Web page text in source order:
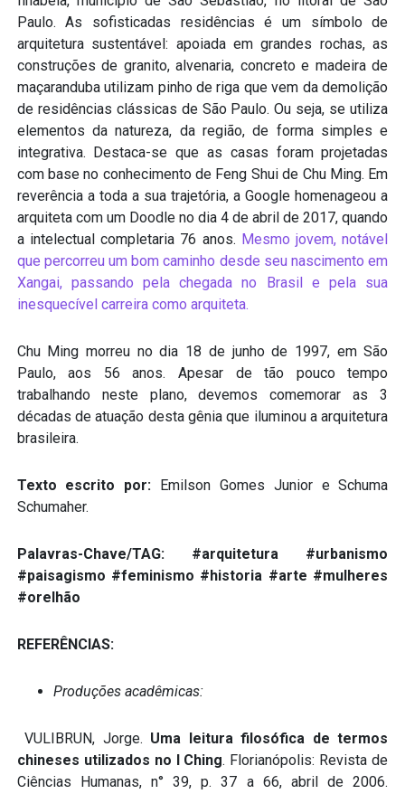
Paulo. As sofisticadas residências é um símbolo de
arquitetura sustentável: apoiada em grandes rochas, as
construções de granito, alvenaria, concreto e madeira de
maçaranduba utilizam pinho de riga que vem da demolição
de residências clássicas de São Paulo. Ou seja, se utiliza
elementos da natureza, da região, de forma simples e
integrativa. Destaca-se que as casas foram projetadas
com base no conhecimento de Feng Shui de Chu Ming. Em
reverência a toda a sua trajetória, a Google homenageou a
arquiteta com um Doodle no dia 4 de abril de 2017, quando
a intelectual completaria 76 anos. Mesmo jovem, notável
que percorreu um bom caminho desde seu nascimento em
Xangai, passando pela chegada no Brasil e pela sua
inesquecível carreira como arquiteta.
Chu Ming morreu no dia 18 de junho de 1997, em São
Paulo, aos 56 anos. Apesar de tão pouco tempo
trabalhando neste plano, devemos comemorar as 3
décadas de atuação desta gênia que iluminou a arquitetura
brasileira.
Texto escrito por:
Emilson Gomes Junior e Schuma
Schumaher.
Palavras-Chave/TAG: #arquitetura #urbanismo
#paisagismo #feminismo #historia #arte #mulheres
#orelhão
REFERÊNCIAS:
Produções acadêmicas:
VULIBRUN, Jorge. Uma leitura filosófica de termos
chineses utilizados no I Ching. Florianópolis: Revista de
Ciências Humanas, n° 39, p. 37 a 66, abril de 2006.